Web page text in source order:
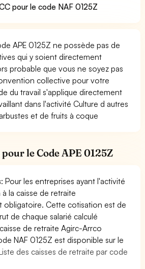
pour le code NAF 0125Z
APE 0125Z ne possède pas de
qui y soient directement
probable que vous ne soyez pas
collective pour votre
du travail s'applique directement
dans l'activité Culture d autres
et de fruits à coque
le Code APE 0125Z
: Pour les entreprises ayant l'activité
la caisse de retraite
obligatoire. Cette cotisation est de
de chaque salarié calculé
de retraite Agirc-Arrco
NAF 0125Z est disponible sur le
des caisses de retraite par code